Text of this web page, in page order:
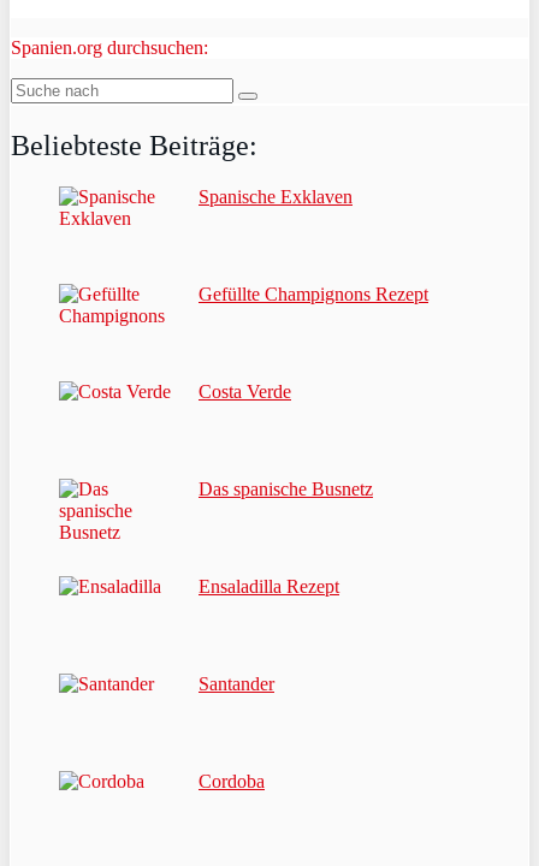
Spanien.org durchsuchen:
Beliebteste Beiträge:
Spanische Exklaven
Gefüllte Champignons Rezept
Costa Verde
Das spanische Busnetz
Ensaladilla Rezept
Santander
Cordoba